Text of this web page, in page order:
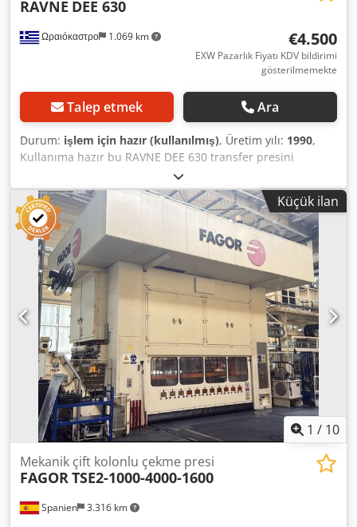
Ωραιόκαστρο 1.069 km
RAVNE DEE 630
€4.500
EXW Pazarlık Fiyatı KDV bildirimi
gösterilmemekte
Talep etmek Ara
Durum: işlem için hazır (kullanılmış), Üretim yılı: 1990,
Kullanıma hazır bu RAVNE DEE 630 transfer presini
sunuyoruz, üretim yılı 1990. Csdpfozbta Sjx Anusrf Üretici:
RAVNE Model: DEE 630 Üretim Yılı: 1990 Durum: kullanıma
hazır Kategori ID: 1122 Tip ID: 1489 Makine tipi: transfer
presi Herhangi bir sorunuz varsa veya daha fazla bilgiye
ihtiyacınız olursa, lütfen bize mesaj gönderin veya bizi
arayın.
Küçük ilan
1 / 10
Spanien 3.316 km
Mekanik çift kolonlu çekme presi
FAGOR TSE2-1000-4000-1600